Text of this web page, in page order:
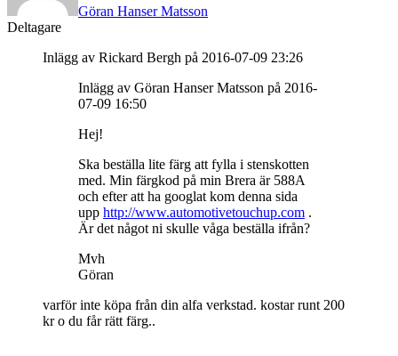
Göran Hanser Matsson
Deltagare
Inlägg av Rickard Bergh på 2016-07-09 23:26
Inlägg av Göran Hanser Matsson på 2016-
07-09 16:50
Hej!
Ska beställa lite färg att fylla i stenskotten
med. Min färgkod på min Brera är 588A
och efter att ha googlat kom denna sida
upp http://www.automotivetouchup.com .
Är det något ni skulle våga beställa ifrån?
Mvh
Göran
varför inte köpa från din alfa verkstad. kostar runt 200
kr o du får rätt färg..